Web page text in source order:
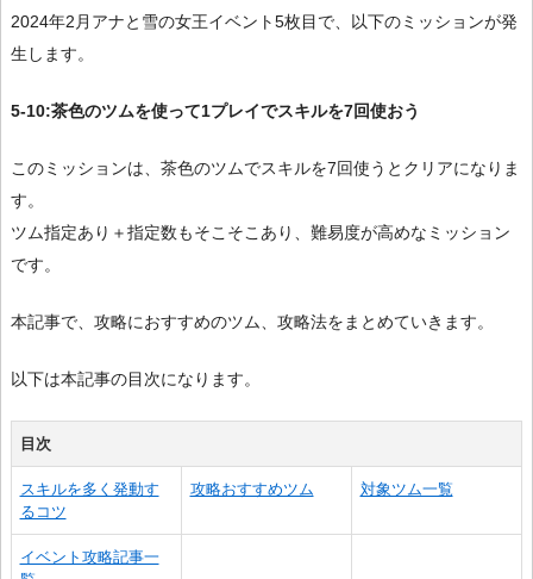
2024年2月アナと雪の女王イベント5枚目で、以下のミッションが発
生します。
5-10:茶色のツムを使って1プレイでスキルを7回使おう
このミッションは、茶色のツムでスキルを7回使うとクリアになりま
す。
ツム指定あり＋指定数もそこそこあり、難易度が高めなミッション
です。
本記事で、攻略におすすめのツム、攻略法をまとめていきます。
以下は本記事の目次になります。
目次
スキルを多く発動す
るコツ
攻略おすすめツム 対象ツム一覧
イベント攻略記事一